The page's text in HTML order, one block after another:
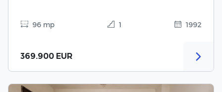
96 mp 1 1992
369.900 EUR